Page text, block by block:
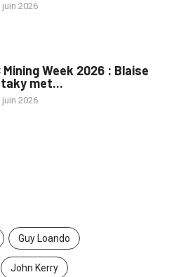
juin 2026
Mining Week 2026 : Blaise
met...
juin 2026
Guy Loando
John Kerry